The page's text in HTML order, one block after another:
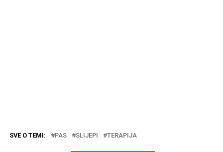
SVE O TEMI: PAS SLIJEPI TERAPIJA